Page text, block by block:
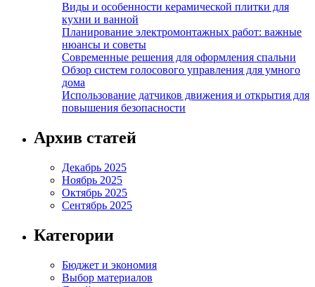
Виды и особенности керамической плитки для
кухни и ванной
Планирование электромонтажных работ: важные
нюансы и советы
Современные решения для оформления спальни
Обзор систем голосового управления для умного
дома
Использование датчиков движения и открытия для
повышения безопасности
Архив статей
Декабрь 2025
Ноябрь 2025
Октябрь 2025
Сентябрь 2025
Категории
Бюджет и экономия
Выбор материалов